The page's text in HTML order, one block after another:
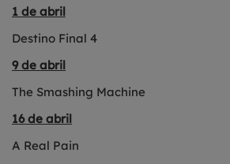
1 de abril
Destino Final 4
9 de abril
The Smashing Machine
16 de abril
A Real Pain